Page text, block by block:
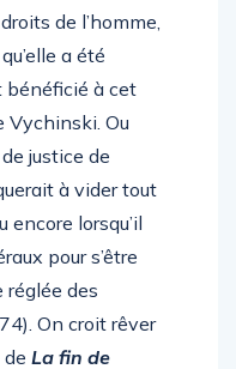
avec faveur la
de l’homme,
a été
à cet
Ou
justice de
à vider tout
lorsqu’il
pour s’être
réglée des
On croit rêver